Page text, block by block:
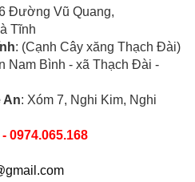
Đường Vũ Quang,
Tĩnh
: (Cạnh Cây xăng Thạch Đài)
Nam Bình - xã Thạch Đài -
An: Xóm 7, Nghi Kim, Nghi
0974.065.168